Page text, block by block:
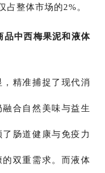
占整体市场的2%。
品中西梅果泥和液体
精准捕捉了现代消
合自然美味与益生
肠道健康与免疫力
双重需求。而液体